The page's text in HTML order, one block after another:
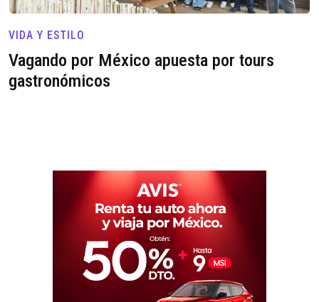
VIDA Y ESTILO
Vagando por México apuesta por tours
gastronómicos